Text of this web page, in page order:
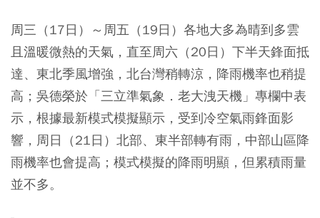
周三（17日）～周五（19日）各地大多為晴到多雲
且溫暖微熱的天氣，直至周六（20日）下半天鋒面抵
達、東北季風增強，北台灣稍轉涼，降雨機率也稍提
高；吳德榮於「三立準氣象．老大洩天機」專欄中表
示，根據最新模式模擬顯示，受到冷空氣雨鋒面影
響，周日（21日）北部、東半部轉有雨，中部山區降
雨機率也會提高；模式模擬的降雨明顯，但累積雨量
並不多。